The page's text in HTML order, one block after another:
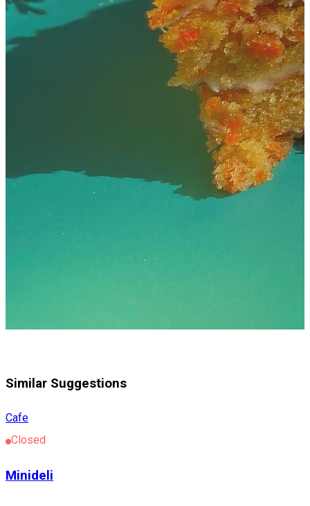
Similar Suggestions
Cafe
Closed
Minideli